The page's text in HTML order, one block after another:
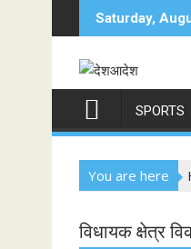
to
Saturday,
SPORTS
You are here
विधायक क्षेत्र